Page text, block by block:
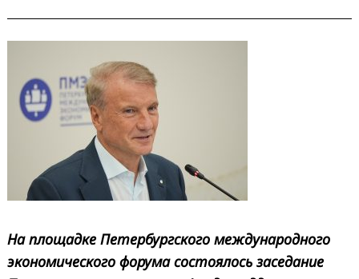
На площадке Петербургского международного
экономического форума состоялось заседание